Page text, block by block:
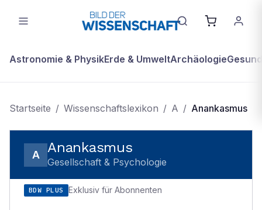
Astronomie & PhysikErde & UmweltArchäologie
Startseite / Wissenschaftslexikon / A / Anankasmus
A Anankasmus
Gesellschaft & Psychologie
BDW PLUS Exklusiv für Abonnenten